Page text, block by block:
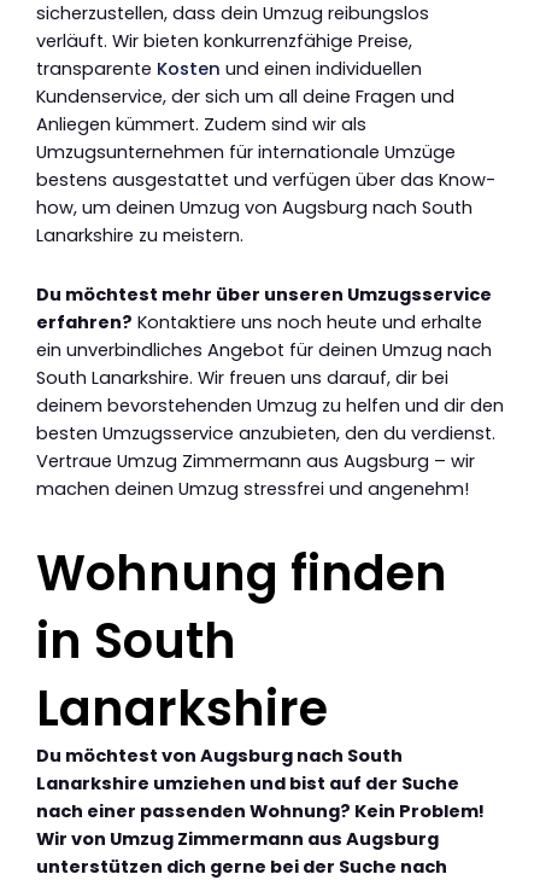
sicherzustellen, dass dein Umzug reibungslos
verläuft. Wir bieten konkurrenzfähige Preise,
transparente Kosten und einen individuellen
Kundenservice, der sich um all deine Fragen und
Anliegen kümmert. Zudem sind wir als
Umzugsunternehmen für internationale Umzüge
bestens ausgestattet und verfügen über das Know-
how, um deinen Umzug von Augsburg nach South
Lanarkshire zu meistern.
Du möchtest mehr über unseren Umzugsservice
erfahren? Kontaktiere uns noch heute und erhalte
ein unverbindliches Angebot für deinen Umzug nach
South Lanarkshire. Wir freuen uns darauf, dir bei
deinem bevorstehenden Umzug zu helfen und dir den
besten Umzugsservice anzubieten, den du verdienst.
Vertraue Umzug Zimmermann aus Augsburg – wir
machen deinen Umzug stressfrei und angenehm!
Wohnung finden
in South
Lanarkshire
Du möchtest von Augsburg nach South
Lanarkshire umziehen und bist auf der Suche
nach einer passenden Wohnung? Kein Problem!
Wir von Umzug Zimmermann aus Augsburg
unterstützen dich gerne bei der Suche nach